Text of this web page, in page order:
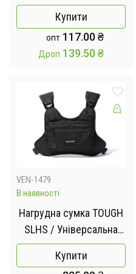
Електронна USB-
запальничка з LED-
ліхтарем
Купити
опт 117.00₴
Дроп 139.50₴
VEN-1479
В наявності
Нагрудна сумка TOUGH
SLHS / Універсальна
сумка-жилет
Купити